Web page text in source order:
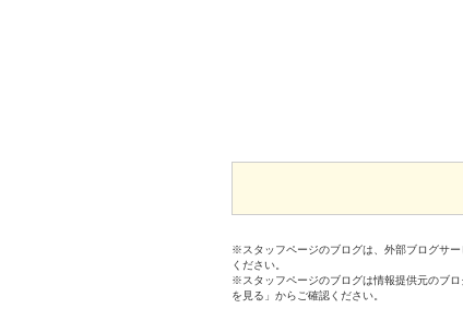
※スタッフページのブログは、外部ブログサ
ください。
※スタッフページのブログは情報提供元のブ
を見る」からご確認ください。